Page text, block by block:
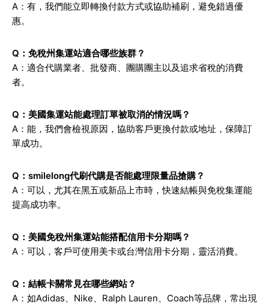
A：有，我們能立即轉換付款方式或協助補刷，避免錯過優
惠。
Q：免稅州集運站適合哪些族群？
A：適合代購業者、批發商、團購團主以及追求省稅的消費
者。
Q：美國集運站能處理訂單被取消的情況嗎？
A：能，我們會檢視原因，協助客戶更換付款或地址，保障訂
單成功。
Q：smilelong代刷代購是否能處理限量品搶購？
A：可以，尤其在黑五或新品上市時，快速結帳與免稅集運能
提高成功率。
Q：美國免稅州集運站能搭配信用卡分期嗎？
A：可以，客戶可使用美卡或台灣信用卡分期，靈活消費。
Q：結帳卡關常見在哪些網站？
A：如Adidas、Nike、Ralph Lauren、Coach等品牌，常出現